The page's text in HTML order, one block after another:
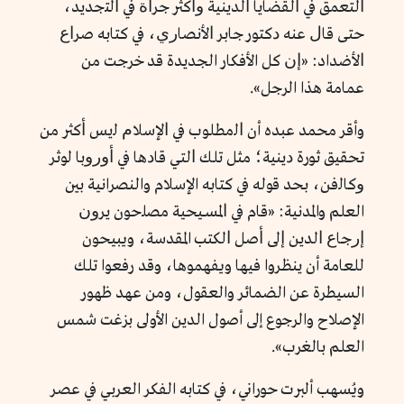
ﺍﻟﺘﻌﻤﻖ ﻓﻲ ﺍﻟﻘﻀﺎﻳﺎ ﺍلدينية ﻭﺃﻛﺜﺮ ﺟﺮﺃﺓ ﻓﻲ ﺍﻟﺘجديد،
ﺣﺘﻰ ﻗﺎﻝ عنه ﺩكتور ﺟﺎﺑﺮ ﺍﻷﻧﺼﺎﺭﻱ، ﻓﻲ ﻛﺘﺎﺑﻪ ﺻﺮﺍﻉ
ﺍلأضداد: «ﺇﻥ كل الأفكار الجديدة قد خرجت من
عمامة هذا الرجل».
وأقر محمد عبده أن ﺍﻟمطلوب ﻓﻲ ﺍﻹﺳﻼﻡ ﻟيس ﺃﻛﺜﺮ ﻣﻦ
ﺗﺤﻘﻴﻖ ثورة ﺩﻳﻨﻴﺔ؛ ﻣﺜﻞ تلك ﺍﻟﺘﻲ ﻗﺎﺩﻫﺎ ﻓﻲ ﺃﻭﺭﻭﺑﺎ لوثر
ﻭﻛﺎﻟفن، بحد قوله في كتابه الإسلام والنصرانية بين
العلم والمدنية: «قام ﻓﻲ ﺍﻟﻤﺴــﻴﺤﻴﺔ ﻣﺼﻠحون ﻳﺮﻭﻥ
ﺇﺭﺟﺎﻉ ﺍلدين ﺇﻟﻰ ﺃﺻﻞ ﺍلكتب المقدسة، ويبيحون
للعامة أن ينظروا فيها ويفهموها، وقد رفعوا تلك
السيطرة عن الضمائر والعقول، ومن عهد ظهور
الإصلاح والرجوع إلى أصول الدين الأولى بزغت شمس
العلم بالغرب».
ويُسهب ألبرت حوراني، في كتابه الفكر العربي في عصر